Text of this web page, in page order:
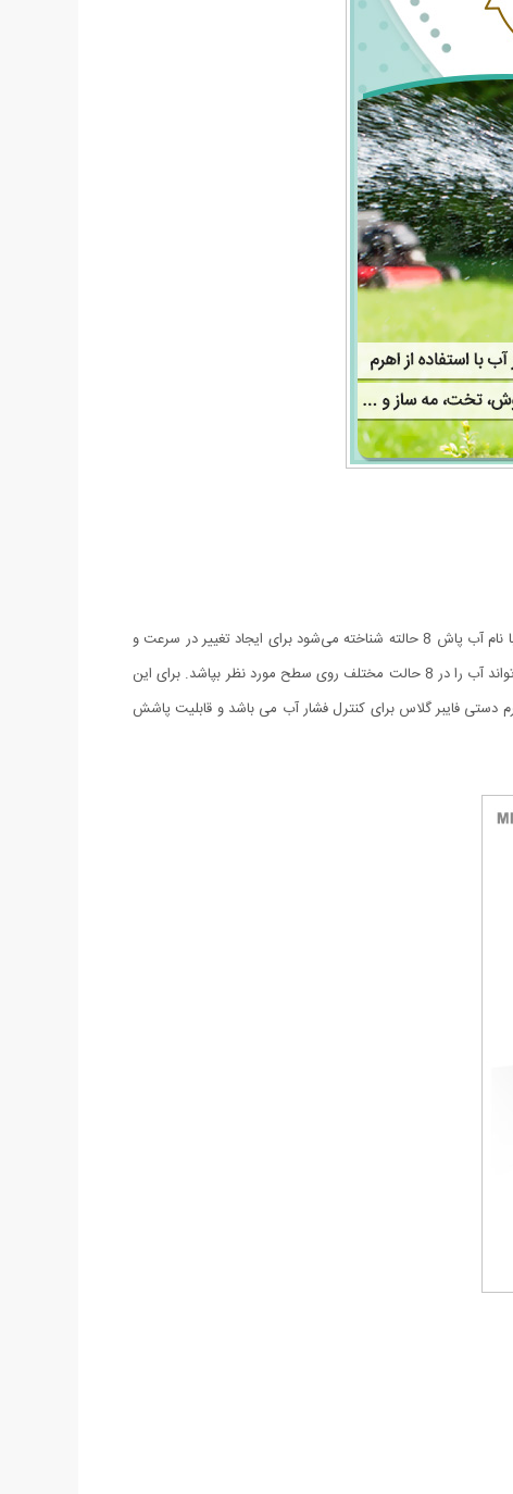
سری آب پاش دستی 8 حالته ابتکار یکی از ابزارهای دستی بسیار کاربردی و مناسب برای آبیاری و شست‌وشو محسوب می‌شود. این محصول که با نام آب پاش 8 حالته شناخته می‌شود برای ایجاد تغییر در سرعت و
فشار آب خروجی از شلنگ مورد استفاده قرار می‌گیرد. محصول فوق با برخورداری از تکنولوژی ویژه‌ای که در قسمت داخلی آن به‌کار رفته است می‌تواند آب را در 8 حالت مختلف روی سطح مورد نظر بپاشد. برای این
قرار دهید. سری آب پاش دستی 8 حالته دارای بدنه پلاستیکی و اهرم دستی فایبر گلاس برای کنترل فشار آب می باشد و قابلیت پاشش